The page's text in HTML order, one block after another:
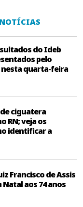
do Ideb
pelo
nesta quarta-feira
ciguatera
RN; veja os
identificar a
Francisco de Assis
aos 74 anos